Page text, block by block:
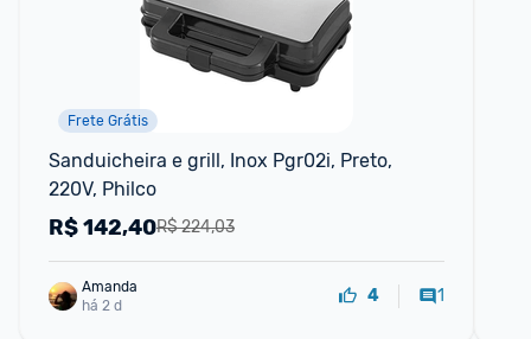
Frete Grátis
Sanduicheira e grill, Inox Pgr02i, Preto,
220V, Philco
R$ 224,03
R$142,40
Amanda
há 2 d
4 1